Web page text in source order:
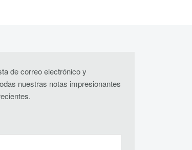
de correo electrónico y
nuestras notas impresionantes